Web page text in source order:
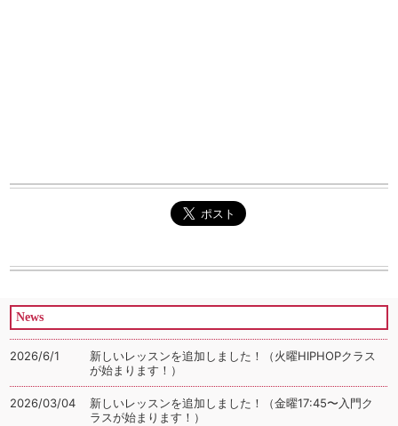
News
2026/6/1
新しいレッスンを追加しました！（火曜HIPHOPクラス
が始まります！）
2026/03/04
新しいレッスンを追加しました！（金曜17:45〜入門ク
ラスが始まります！）